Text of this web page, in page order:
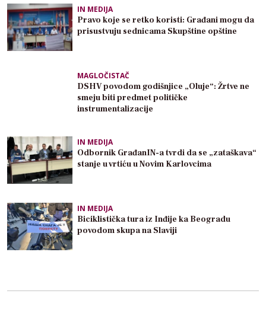
IN MEDIJA
Pravo koje se retko koristi: Građani mogu da
prisustvuju sednicama Skupštine opštine
MAGLOČISTAČ
DSHV povodom godišnjice „Oluje“: Žrtve ne
smeju biti predmet političke
instrumentalizacije
IN MEDIJA
Odbornik GrađanIN-a tvrdi da se „zataškava“
stanje u vrtiću u Novim Karlovcima
IN MEDIJA
Biciklistička tura iz Inđije ka Beogradu
povodom skupa na Slaviji